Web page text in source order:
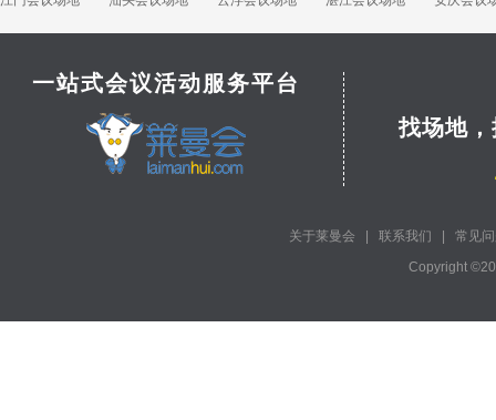
一站式会议活动服务平台
找场地
关于莱曼会 联系我们
常见
Copyright